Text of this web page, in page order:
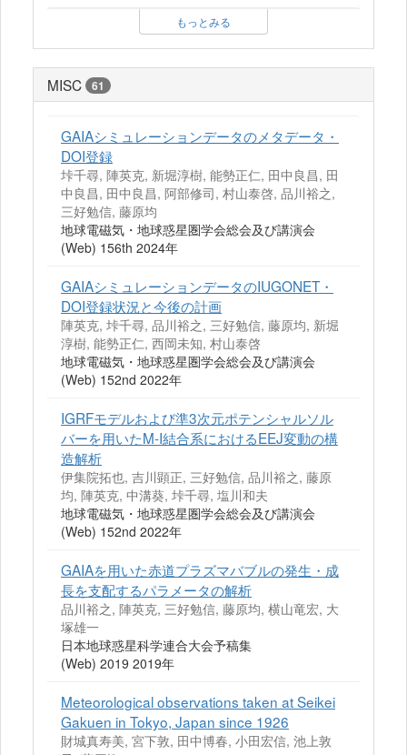
もっとみる
MISC 61
GAIAシミュレーションデータのメタデータ・
DOI登録
垰千尋, 陣英克, 新堀淳樹, 能勢正仁, 田中良昌, 田
中良昌, 田中良昌, 阿部修司, 村山泰啓, 品川裕之,
三好勉信, 藤原均
地球電磁気・地球惑星圏学会総会及び講演会
(Web) 156th 2024年
GAIAシミュレーションデータのIUGONET・
DOI登録状況と今後の計画
陣英克, 垰千尋, 品川裕之, 三好勉信, 藤原均, 新堀
淳樹, 能勢正仁, 西岡未知, 村山泰啓
地球電磁気・地球惑星圏学会総会及び講演会
(Web) 152nd 2022年
IGRFモデルおよび準3次元ポテンシャルソル
バーを用いたM-I結合系におけるEEJ変動の構
造解析
伊集院拓也, 吉川顕正, 三好勉信, 品川裕之, 藤原
均, 陣英克, 中溝葵, 垰千尋, 塩川和夫
地球電磁気・地球惑星圏学会総会及び講演会
(Web) 152nd 2022年
GAIAを用いた赤道プラズマバブルの発生・成
長を支配するパラメータの解析
品川裕之, 陣英克, 三好勉信, 藤原均, 横山竜宏, 大
塚雄一
日本地球惑星科学連合大会予稿集
(Web) 2019 2019年
Meteorological observations taken at Seikei
Gakuen in Tokyo, Japan since 1926
財城真寿美, 宮下敦, 田中博春, 小田宏信, 池上敦